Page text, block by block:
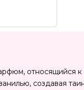
относящийся
создавая